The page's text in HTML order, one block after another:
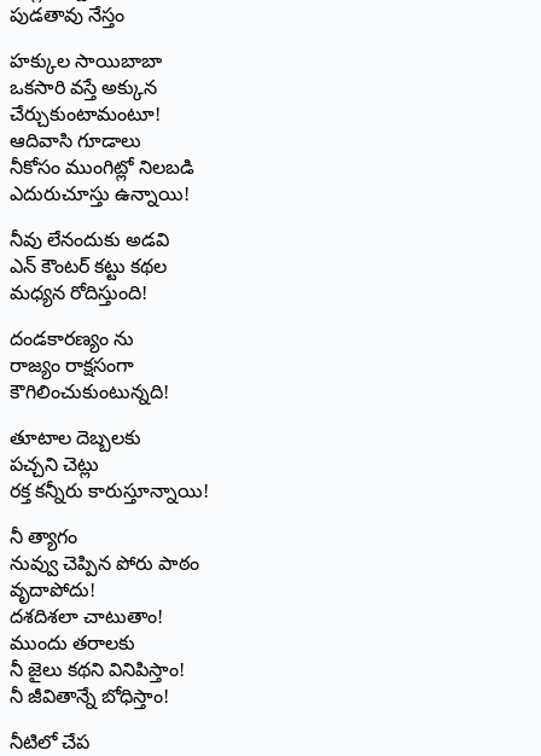
పుడతావు నేస్తం
హక్కుల సాయిబాబా
ఒకసారి వస్తే అక్కున
చేర్చుకుంటామంటూ!
ఆదివాసి గూడాలు
నీకోసం ముంగిట్లో నిలబడి
ఎదురుచూస్తు ఉన్నాయి!
నీవు లేనందుకు అడవి
ఎన్ కౌంటర్ కట్టు కథల
మధ్యన రోదిస్తుంది!
దండకారణ్యం ను
రాజ్యం రాక్షసంగా
కౌగిలించుకుంటున్నది!
తూటాల దెబ్బలకు
పచ్చని చెట్లు
రక్త కన్నీరు కారుస్తూన్నాయి!
నీ త్యాగం
నువ్వు చెప్పిన పోరు పాఠం
వృదాపోదు!
దశదిశలా చాటుతాం!
ముందు తరాలకు
నీ జైలు కథని వినిపిస్తాం!
నీ జీవితాన్నే బోధిస్తాం!
నీటిలో చేప